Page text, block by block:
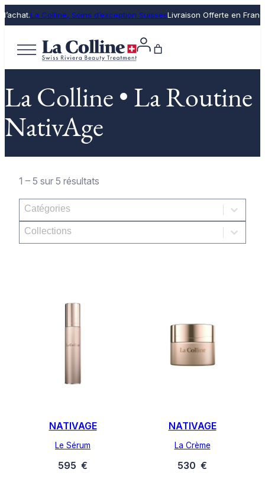
La Colline, Soins d’exception SuissesLivraison Offerte en
La Colline • La Routine
NativAge
1 – 5 sur 5 résultats
Product categories
Sélectionnez le contenu
Collections
Sélectionnez le contenu
NATIVAGE
Le Sérum
595 €
NATIVAGE
La Crème
530 €